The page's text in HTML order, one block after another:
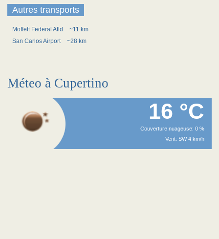
Autres transports
Moffett Federal Afld
~11 km
San Carlos Airport
~28 km
Méteo à Cupertino
16 °C
Couverture nuageuse: 0 %
Vent: SW 4 km/h